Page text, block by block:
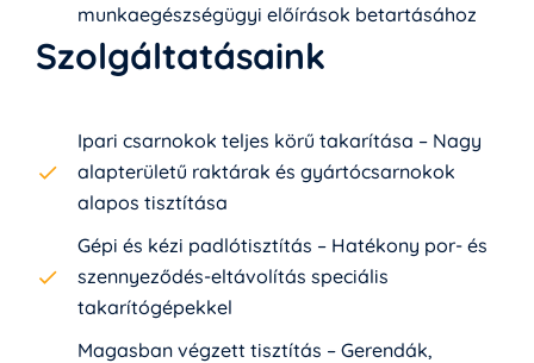
munkaegészségügyi előírások betartásához
Szolgáltatásaink
Ipari csarnokok teljes körű takarítása – Nagy
alapterületű raktárak és gyártócsarnokok
alapos tisztítása
Gépi és kézi padlótisztítás – Hatékony por- és
szennyeződés-eltávolítás speciális
takarítógépekkel
Magasban végzett tisztítás – Gerendák,